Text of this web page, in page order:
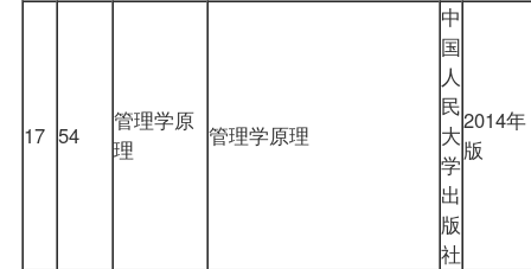
17 54
管理学原
理
管理学原理
中
国
人
民
大
学
出
版
社
2014年
版